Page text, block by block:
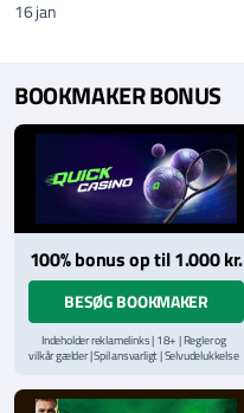
16 jan
BOOKMAKER BONUS
100% bonus op til 1.000 kr.
BESØG BOOKMAKER
Indeholder reklamelinks | 18+ | Regler og
vilkår gælder | Spil ansvarligt | Selvudelukkelse
hjælpelinje påStopSpillet.dk
Læs vilkår og betingelserher